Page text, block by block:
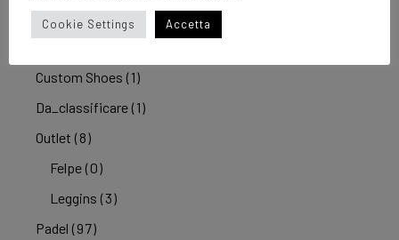
Abbigliamento (18)
Custom Shoes (1)
Da_classificare (1)
Outlet (8)
Felpe (0)
Leggins (3)
Padel (97)
Cookie Settings Accetta